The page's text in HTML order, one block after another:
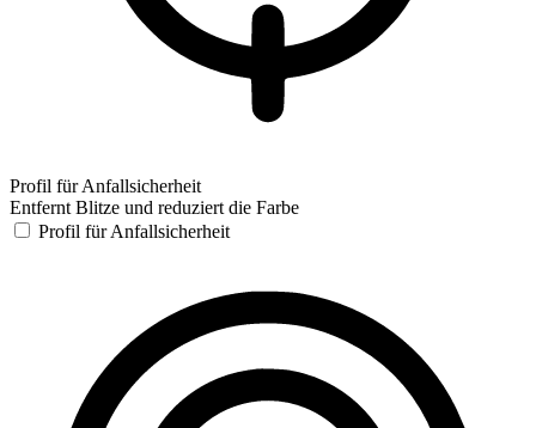
Profil für Anfallsicherheit
Entfernt Blitze und reduziert die Farbe
Profil für Anfallsicherheit